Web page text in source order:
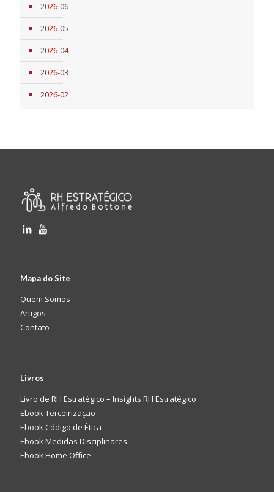
2026-06
2026-05
2026-04
2026-03
2026-02
Mapa do Site
Quem Somos
Artigos
Contato
Livros
Livro de RH Estratégico – Insights RH Estratégico
Ebook Terceirização
Ebook Código de Ética
Ebook Medidas Disciplinares
Ebook Home Office